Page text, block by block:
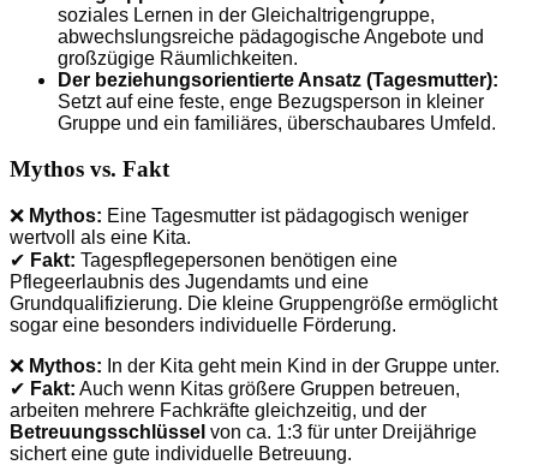
soziales Lernen in der Gleichaltrigengruppe,
abwechslungsreiche pädagogische Angebote und
großzügige Räumlichkeiten.
Der beziehungsorientierte Ansatz (Tagesmutter):
Setzt auf eine feste, enge Bezugsperson in kleiner
Gruppe und ein familiäres, überschaubares Umfeld.
Mythos vs. Fakt
❌ Mythos: Eine Tagesmutter ist pädagogisch weniger
wertvoll als eine Kita.
✔ Fakt: Tagespflegepersonen benötigen eine
Pflegeerlaubnis des Jugendamts und eine
Grundqualifizierung. Die kleine Gruppengröße ermöglicht
sogar eine besonders individuelle Förderung.
❌ Mythos: In der Kita geht mein Kind in der Gruppe unter.
✔ Fakt: Auch wenn Kitas größere Gruppen betreuen,
arbeiten mehrere Fachkräfte gleichzeitig, und der
Betreuungsschlüssel von ca. 1:3 für unter Dreijährige
sichert eine gute individuelle Betreuung.